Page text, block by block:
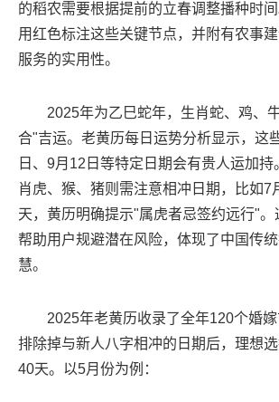
的稻农需要根据提前的立春调整播种时
用红色标注这些关键节点，并附有农事
服务的实用性。
2025年为乙巳蛇年，生肖蛇、鸡、
合"吉运。老黄历每日运势分析显示，这
日、9月12日等特定日期会有贵人运加持
肖虎、猴、猪则需注意相冲日期，比如7
天，黄历明确提示"属虎者忌签约远行"。
帮助用户规避潜在风险，体现了中国传
慧。
2025年老黄历收录了全年120个婚
排除掉与新人八字相冲的日期后，理想
40天。以5月份为例：